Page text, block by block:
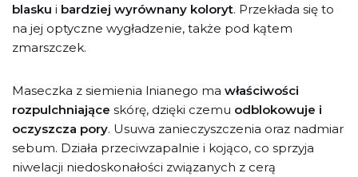
blasku i bardziej wyrównany koloryt. Przekłada się to
na jej optyczne wygładzenie, także pod kątem
zmarszczek.
Maseczka z siemienia lnianego ma właściwości
rozpulchniające skórę, dzięki czemu odblokowuje i
oczyszcza pory. Usuwa zanieczyszczenia oraz nadmiar
sebum. Działa przeciwzapalnie i kojąco, co sprzyja
niwelacji niedoskonałości związanych z cerą